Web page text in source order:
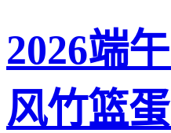
2026端
风竹篮